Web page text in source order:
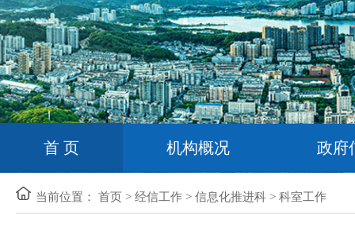
首 页 机构概况 政府
当前位置： 首页 > 经信工作 > 信息化推进科 > 科室工作